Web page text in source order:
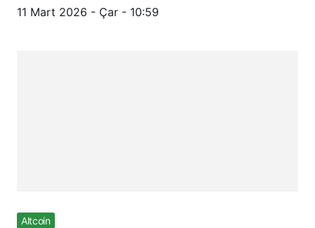
11 Mart 2026 - Çar - 10:59
Altcoin